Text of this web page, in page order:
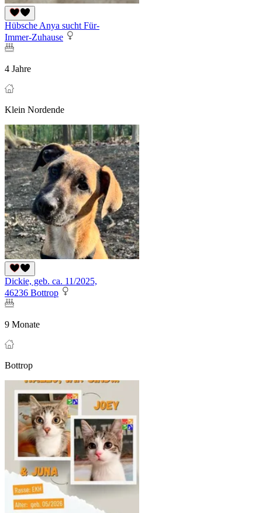
Hübsche Anya sucht Für-
Immer-Zuhause
4 Jahre
Klein Nordende
Dickie, geb. ca. 11/2025,
46236 Bottrop
9 Monate
Bottrop